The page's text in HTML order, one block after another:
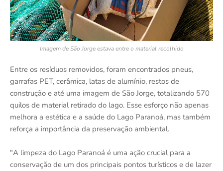
Imagem de São Jorge estava entre o material recolhido
Entre os resíduos removidos, foram encontrados pneus,
garrafas PET, cerâmica, latas de alumínio, restos de
construção e até uma imagem de São Jorge, totalizando 570
quilos de material retirado do lago. Esse esforço não apenas
melhora a estética e a saúde do Lago Paranoá, mas também
reforça a importância da preservação ambiental.
"A limpeza do Lago Paranoá é uma ação crucial para a
conservação de um dos principais pontos turísticos e de lazer